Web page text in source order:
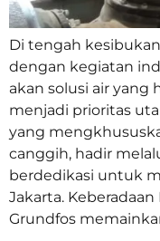
Di tengah
dengan kegiatan
akan solusi air yang
menjadi prioritas
yang
canggih, hadir
berdedikasi untuk
Jakarta.
Grundfos